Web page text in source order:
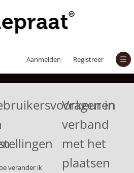
Aanmelden Registreer
verander ik
Vragen in
verband
met het
plaatsen